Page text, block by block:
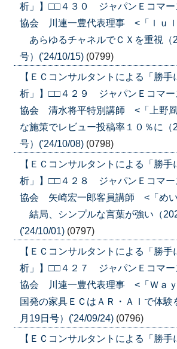
析」】□□４３０ ジャパンＥコマー
協会 川連一豊代表理事 <「ｌｕｌ
あらゆるチャネルでＣＸを重視（
号）('24/10/15) (0799)
【ＥＣコンサルタントによる「勝手
析」】□□４２９ ジャパンＥコマー
協会 清水将平特別講師 <「上野凮
な施策でレビュー投稿率１０％に（
号）('24/10/08) (0798)
【ＥＣコンサルタントによる「勝手
析」】□□４２８ ジャパンＥコマー
協会 矢崎宏一郎客員講師 <「めい
結局、シンプルな言葉が強い（
('24/10/01) (0797)
【ＥＣコンサルタントによる「勝手
析」】□□４２７ ジャパンＥコマー
協会 川連一豊代表理事 <「Ｗａ
国発の家具ＥＣはＡＲ・ＡＩで体験
月19日号）('24/09/24) (0796)
【ＥＣコンサルタントによる「勝手